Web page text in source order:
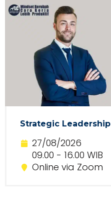
Strategic Leadership
27/08/2026
09.00 - 16.00 WIB
Online via Zoom